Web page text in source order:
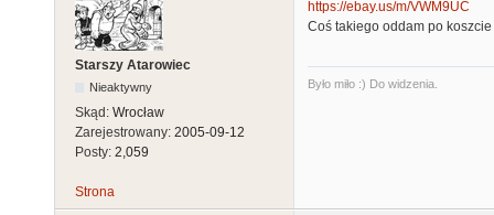
Starszy Atarowiec
Nieaktywny
Skąd: Wrocław
Zarejestrowany: 2005-09-12
Posty: 2,059
https://ebay.us/m/VWM9UC
Coś takiego oddam po
Było miło :) Do widzenia.
Strona